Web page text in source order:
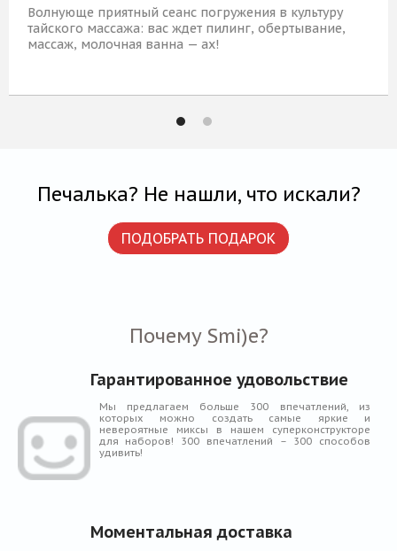
Волнующе приятный сеанс погружения в культуру
тайского массажа: вас ждет пилинг, обертывание,
массаж, молочная ванна — ах!
Печалька? Не нашли, что искали?
ПОДОБРАТЬ ПОДАРОК
Почему Smi)e?
Гарантированное удовольствие
Мы предлагаем больше 300 впечатлений, из
которых можно создать самые яркие и
невероятные миксы в нашем суперконструкторе
для наборов! 300 впечатлений – 300 способов
удивить!
Моментальная доставка